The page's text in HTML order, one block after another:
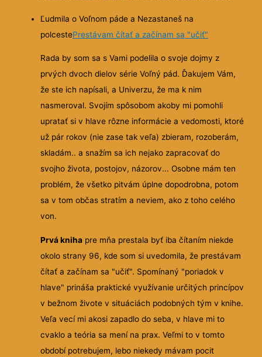
Ľudmila o Voľnom páde a Nezastaneš na
polcestePrestávam čítať a začínam sa "učiť"
Rada by som sa s Vami podelila o svoje dojmy z
prvých dvoch dielov série Voľný pád. Ďakujem Vám,
že ste ich napísali, a Univerzu, že ma k nim
nasmeroval. Svojím spôsobom akoby mi pomohli
upratať si v hlave rôzne informácie a vedomosti, ktoré
už pár rokov (nie zase tak veľa) zbieram, rozoberám,
skladám.. a snažím sa ich nejako zapracovať do
svojho života, postojov, názorov... Osobne mám ten
problém, že všetko pitvám úplne dopodrobna, potom
sa v tom občas stratím a neviem, ako z toho celého
von.
Prvá kniha pre mňa prestala byť iba čítaním niekde
okolo strany 96, kde som si uvedomila, že prestávam
čítať a začínam sa "učiť". Spomínaný "poriadok v
hlave" prináša praktické využívanie určitých princípov
v bežnom živote v situáciách podobných tým v knihe.
Veľa vecí mi akosi zapadlo do seba, v hlave mi to
cvaklo a teória sa mení na prax. Veľmi to v tomto
období potrebujem, lebo niekedy mávam pocit